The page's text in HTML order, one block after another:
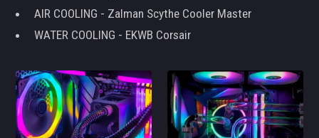
AIR COOLING - Zalman Scythe Cooler Master
WATER COOLING - EKWB Corsair